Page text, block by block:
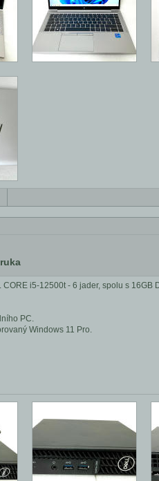
i5-12500t - 6 jader, spolu s
PC.
Windows 11 Pro.